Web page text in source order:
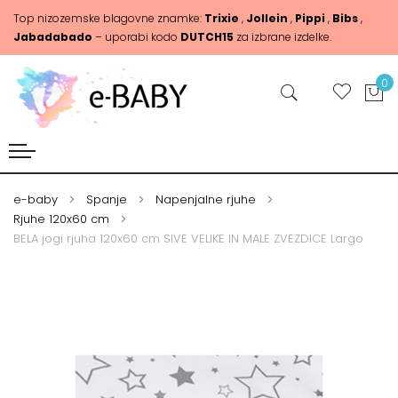
Top nizozemske blagovne znamke: Trixie , Jollein , Pippi, Bibs,
Jabadabado – uporabi kodo DUTCH15 za izbrane izdelke.
0
e-baby Spanje
Napenjalne rjuhe
Rjuhe 120x60 cm
BELA jogi rjuha 120x60 cm SIVE VELIKE IN MALE ZVEZDICE Largo
beginning